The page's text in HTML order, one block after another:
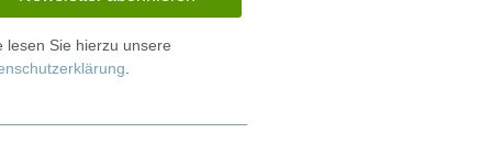
lesen Sie hierzu unsere